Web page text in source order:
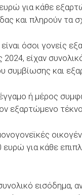
για κάθε
και πληρούν τα
είναι όσοι
είχαν
συμβίωσης και
ή μέρος
εξαρτώμενο
για κάθε
εισόδημα,